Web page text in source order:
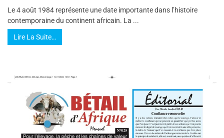
Le 4 août 1984 représente une date importante dans l’histoire
contemporaine du continent africain. La ...
Lire La Suite…